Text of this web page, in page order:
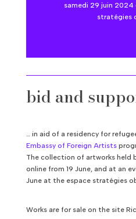
samedi 29 juin 2024
stratégies
bid and
… in aid of a residency for
Embassy of Foreign Artists
The collection of artworks held
online from 19 June, and at an
June at the espace stratégies
Works are for sale on the site